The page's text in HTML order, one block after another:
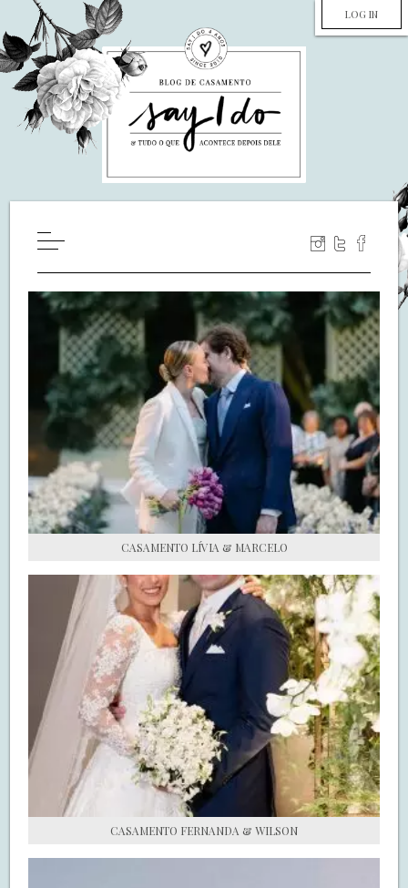
LOG IN
WILL YOU MARRY ME?
LUA DE MEL
COZINHA
DECORAÇÃO
DE NOIVA PRA NOIVA
S.O.S CASADAS
FALE COM O SAY I DO
CASAMENTO LÍVIA & MARCELO
CASAMENTO FERNANDA & WILSON